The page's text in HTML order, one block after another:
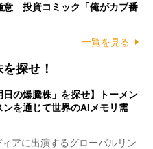
意 投資コミック「俺がカブ番
一覧を見る
探せ！
日の爆騰株」を探せ】トーメン
ンを通じて世界のAIメモリ需
アに出演するグローバルリン